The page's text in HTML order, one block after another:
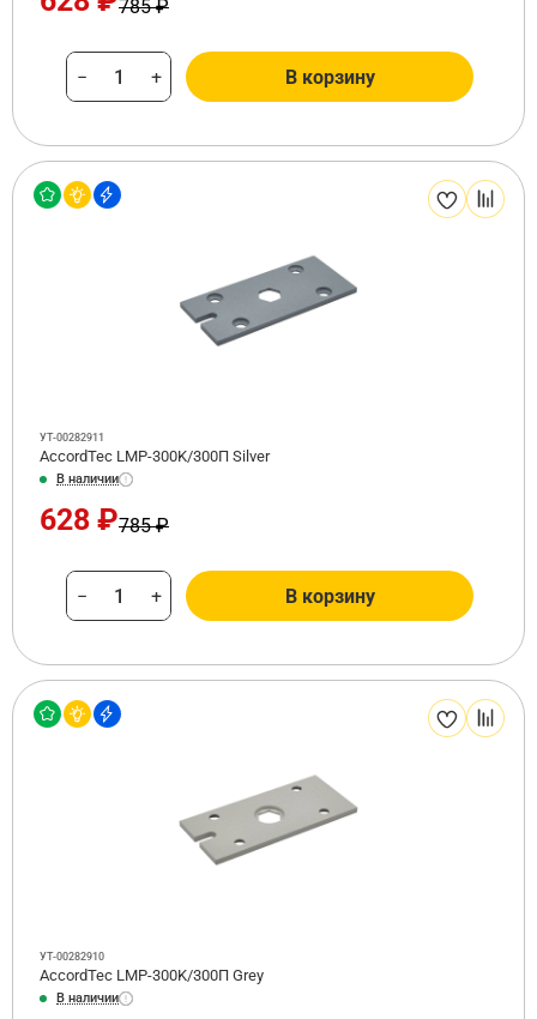
785 ₽
− + В корзину
УТ-00282911
AccordTec LMP-300K/300П Silver
В наличии
628 ₽785 ₽
− + В корзину
УТ-00282910
AccordTec LMP-300K/300П Grey
В наличии